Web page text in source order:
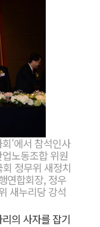
'에서 참석인사
노동조합 위원
정무위 새정치
연합회장, 정우
새누리당 강석
의 사자를 잡기